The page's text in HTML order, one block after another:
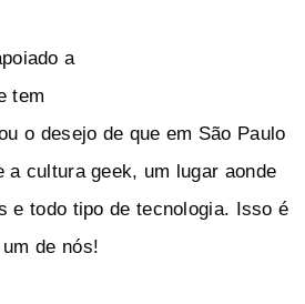
a
tem
o desejo de que em São Paulo
cultura geek, um lugar aonde
e todo tipo de tecnologia. Isso é
de nós!